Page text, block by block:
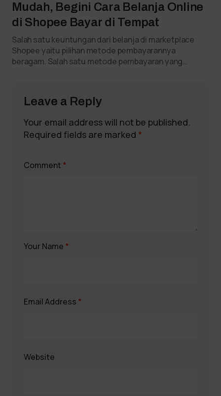
Mudah, Begini Cara Belanja Online
di Shopee Bayar di Tempat
Salah satu keuntungan dari belanja di marketplace
Shopee yaitu pilihan metode pembayarannya
beragam. Salah satu metode pembayaran yang…
Leave a Reply
Your email address will not be published.
Required fields are marked *
Comment *
Your Name *
Email Address *
Website